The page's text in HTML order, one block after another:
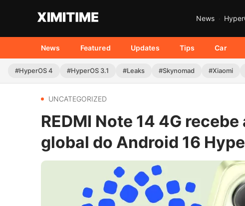
News
News Featured Updates Tips Car
#HyperOS 4 #HyperOS 3.1 #Leaks #Skynomad #Xiaomi
UNCATEGORIZED
REDMI Note 14 4G
global do Android 16